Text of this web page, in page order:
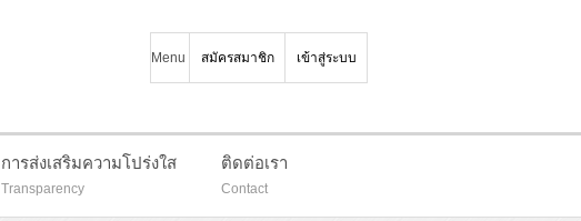
Menu สมัครสมาชิก เข้าสู่ระบบ
การส่งเสริมความโปร่งใส
Transparency
ติดต่อเรา
Contact